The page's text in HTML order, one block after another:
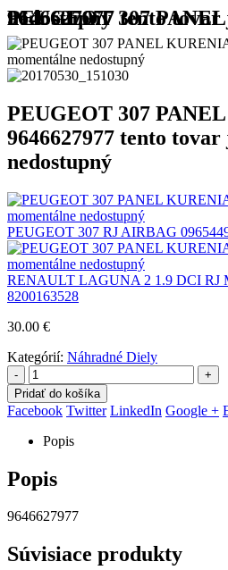
PEUGEOT 307 PANEL KURENIA 9646627977 tento tovar je momentálne nedostupný
PEUGEOT 307
9646627977 tento
nedostupný
PEUGEOT 307 RJ AIRBAG
RENAULT LAGUNA 2 1.9 DCI RJ
8200163528
30.00 €
Kategórií: Náhradné Diely
-
+
Pridať do košíka
Facebook Twitter LinkedIn Google +
Popis
Popis
9646627977
Súvisiace produkty